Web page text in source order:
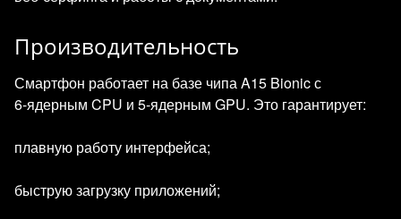
Производительность
Смартфон работает на базе чипа A15 Bionic с
6‑ядерным CPU и 5‑ядерным GPU. Это гарантирует:
плавную работу интерфейса;
быструю загрузку приложений;